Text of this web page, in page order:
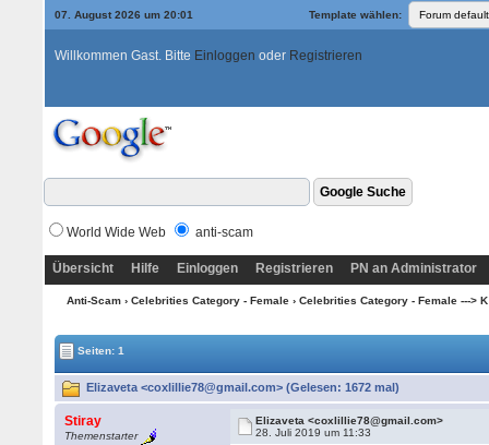
07. August 2026 um 20:01 Template wählen:
Willkommen Gast. Bitte Einloggen oder Registrieren
World Wide Web anti-scam
Übersicht Hilfe Einloggen Registrieren PN an Administrator
Anti-Scam› Celebrities Category - Female› Celebrities Category - Female ---> K
Seiten: 1
Elizaveta <coxlillie78@gmail.com> (Gelesen: 1672 mal)
Stiray
Themenstarter
Elizaveta <coxlillie78@gmail.com>
28. Juli 2019 um 11:33